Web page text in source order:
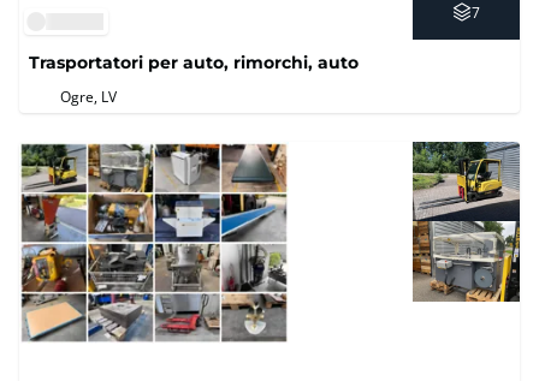
7
Trasportatori per auto, rimorchi, auto
Ogre, LV